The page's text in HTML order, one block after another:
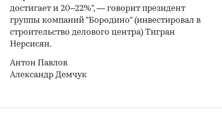
достигает и 20–22%", — говорит президент
группы компаний "Бородино" (инвестировал в
строительство делового центра) Тигран
Нерсисян.
Антон Павлов
Александр Демчук